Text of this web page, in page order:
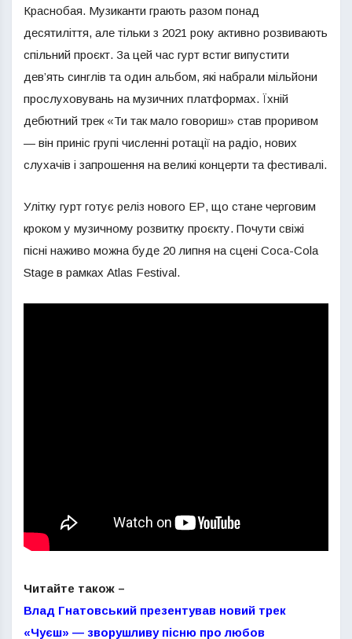
Краснобая. Музиканти грають разом понад
десятиліття, але тільки з 2021 року активно розвивають
спільний проєкт. За цей час гурт встиг випустити
дев’ять синглів та один альбом, які набрали мільйони
прослуховувань на музичних платформах. Їхній
дебютний трек «Ти так мало говориш» став проривом
— він приніс групі численні ротації на радіо, нових
слухачів і запрошення на великі концерти та фестивалі.
Улітку гурт готує реліз нового ЕР, що стане черговим
кроком у музичному розвитку проєкту. Почути свіжі
пісні наживо можна буде 20 липня на сцені Coca-Cola
Stage в рамках Atlas Festival.
Читайте також –
Влад Гнатовський презентував новий трек
«Чуєш» — зворушливу пісню про любов